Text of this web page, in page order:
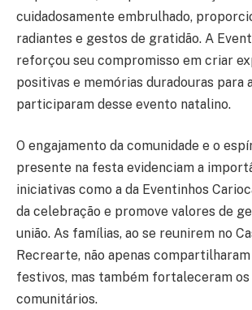
cuidadosamente embrulhado,
radiantes e gestos de gratidão. A
reforçou seu compromisso em criar
positivas e memórias duradouras para
participaram desse evento natalino.
O engajamento da comunidade e o
presente na festa evidenciam a
iniciativas como a da Eventinhos
da celebração e promove valores de
união. As famílias, ao se reunirem no
Recrearte, não apenas
festivos, mas também fortaleceram os
comunitários.